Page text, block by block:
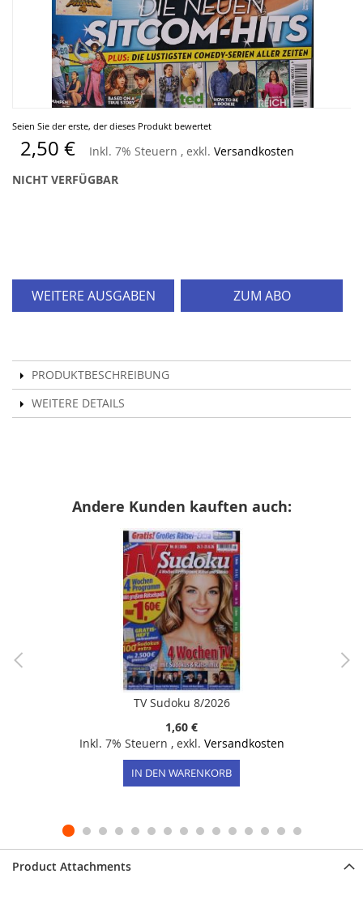
Seien Sie der erste, der dieses Produkt bewertet
2,50 € Inkl. 7% Steuern , exkl. Versandkosten
NICHT VERFÜGBAR
WEITERE AUSGABEN ZUM ABO
PRODUKTBESCHREIBUNG
WEITERE DETAILS
Zum
Anfang
der
Bildergalerie
springen
Andere Kunden kauften auch:
TV Sudoku 8/2026
1,60 €
Inkl. 7% Steuern , exkl. Versandkosten
IN DEN WARENKORB
Product Attachments